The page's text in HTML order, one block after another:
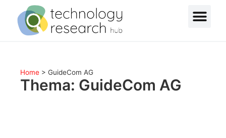
Home > GuideCom AG
Thema: GuideCom AG